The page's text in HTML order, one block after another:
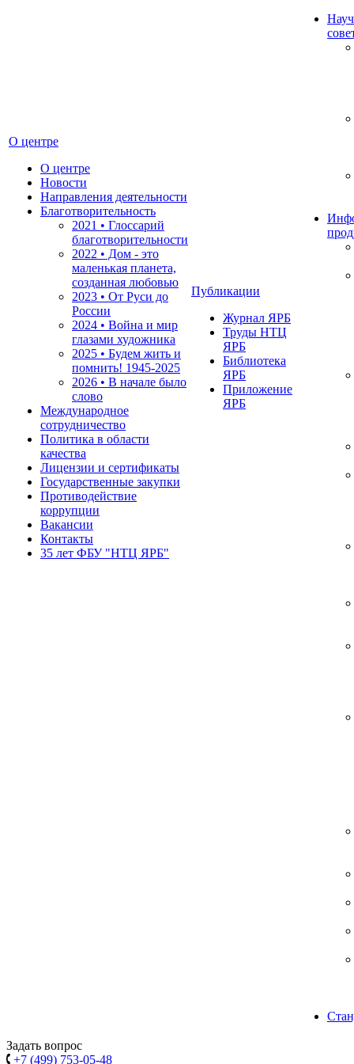
О центре
О центре
Новости
Направления деятельности
Благотворительность
2021 • Глоссарий
благотворительности
2022 • Дом - это
маленькая планета,
созданная любовью
2023 • От Руси до
России
2024 • Война и мир
глазами художника
2025 • Будем жить и
помнить! 1945-2025
2026 • В начале было
слово
Международное
сотрудничество
Политика в области
качества
Лицензии и сертификаты
Государственные закупки
Противодействие
коррупции
Вакансии
Контакты
35 лет ФБУ "НТЦ ЯРБ"
Публикации
Журнал ЯРБ
Труды НТЦ
ЯРБ
Библиотека
ЯРБ
Приложение
ЯРБ
Задать вопрос
+7 (499) 753-05-48